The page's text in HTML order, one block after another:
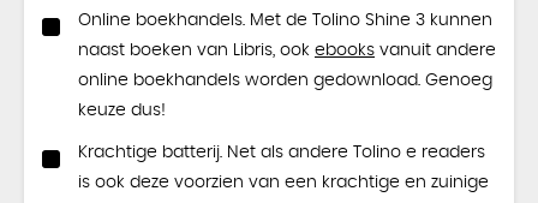
Online boekhandels. Met de Tolino Shine 3 kunnen
naast boeken van Libris, ook ebooks vanuit andere
online boekhandels worden gedownload. Genoeg
keuze dus!
Krachtige batterij. Net als andere Tolino e readers
is ook deze voorzien van een krachtige en zuinige